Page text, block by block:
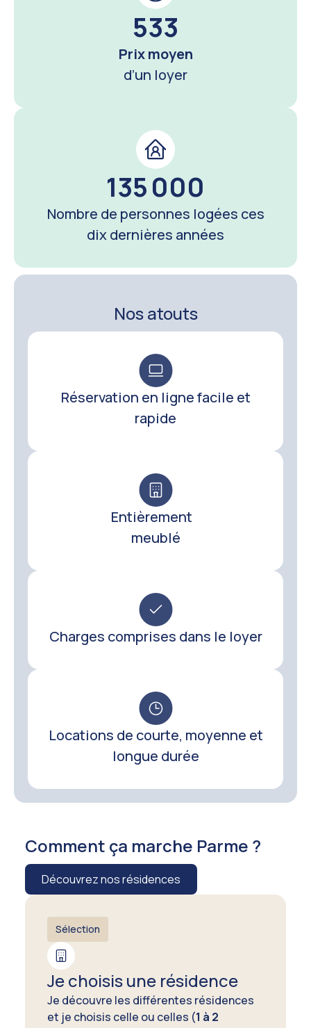
533
Prix moyen
d’un loyer
135 000
Nombre de personnes logées ces
dix dernières années
Nos atouts
Réservation en ligne facile et
rapide
Entièrement
meublé
Charges comprises dans le loyer
Locations de courte, moyenne et
longue durée
Comment ça marche Parme ?
Découvrez nos résidences
Sélection
Je choisis une résidence
Je découvre les différentes résidences
et je choisis celle ou celles (1 à 2